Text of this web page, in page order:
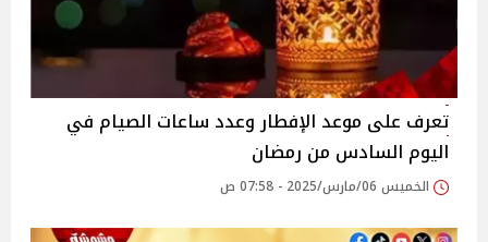
تعرف على موعد الإفطار وعدد ساعات الصيام في
اليوم السادس من رمضان
الخميس 06/مارس/2025 - 07:58 ص